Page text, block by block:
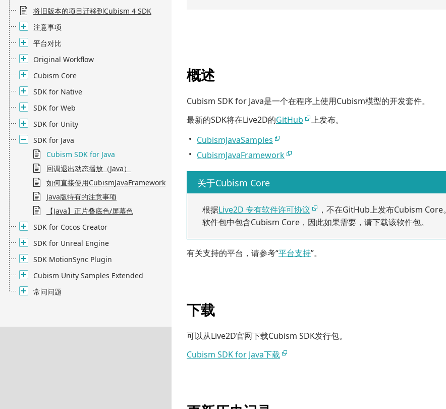
将旧版本的项目迁移到Cubism 4 SDK
注意事项
平台对比
Original Workflow
Cubism Core
SDK for Native
SDK for Web
SDK for Unity
SDK for Java
Cubism SDK for Java
回调退出动态播放（Java）
如何直接使用CubismJavaFramework
Java版特有的注意事项
【Java】正片叠底色/屏幕色
SDK for Cocos Creator
SDK for Unreal Engine
SDK MotionSync Plugin
Cubism Unity Samples Extended
常问问题
概述
Cubism SDK for Java是一个在程序上使用Cubism模型的开发套件。
最新的SDK将在Live2D的GitHub
上发布。
CubismJavaSamples
CubismJavaFramework
关于Cubism Core
根据Live2D 专有软件许可协议
，不在GitHub上发布Cubism Core。
软件包中包含Cubism Core，因此如果需要，请下载该软件包。
有关支持的平台，请参考“平台支持”。
下载
可以从Live2D官网下载Cubism SDK发行包。
Cubism SDK for Java下载